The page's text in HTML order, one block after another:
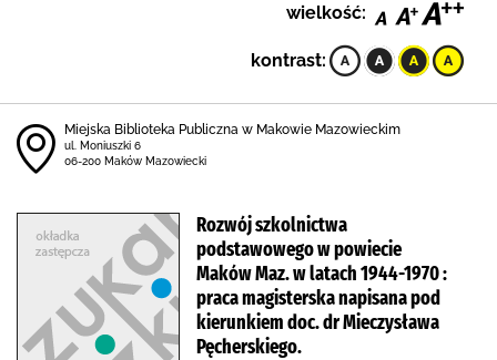
wielkość:
kontrast:
Miejska Biblioteka Publiczna w Makowie Mazowieckim
ul. Moniuszki 6
06-200 Maków Mazowiecki
Rozwój szkolnictwa
podstawowego w powiecie
Maków Maz. w latach 1944-1970 :
praca magisterska napisana pod
kierunkiem doc. dr Mieczysława
Pęcherskiego.